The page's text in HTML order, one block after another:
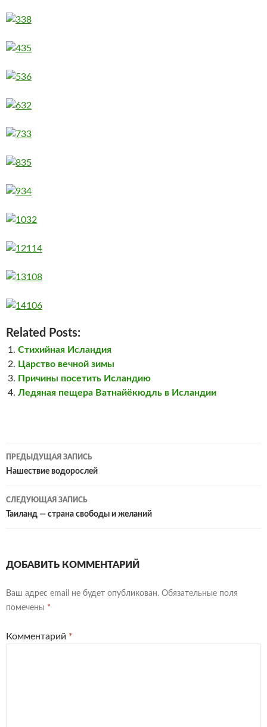
Related Posts:
Стихийная Исландия
Царство вечной зимы
Причины посетить Исландию
Ледяная пещера Ватнайёкюдль в Исландии
Навигация
по
записям
ПРЕДЫДУЩАЯ ЗАПИСЬ
Нашествие водорослей
СЛЕДУЮЩАЯ ЗАПИСЬ
Таиланд — страна свободы и желаний
ДОБАВИТЬ КОММЕНТАРИЙ
Ваш адрес email не будет опубликован. Обязательные поля
помечены *
Комментарий *